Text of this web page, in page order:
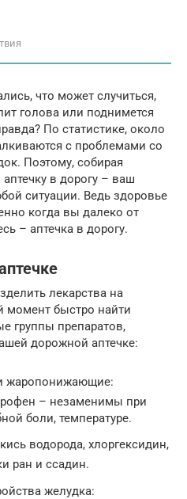
что может случиться,
голова или поднимется
По статистике, около
с проблемами со
Поэтому, собирая
в дорогу – ваш
ситуации. Ведь здоровье
когда вы далеко от
– аптечка в дорогу.
лекарства на
момент быстро найти
группы препаратов,
дорожной аптечке:
жаропонижающие:
– незаменимы при
боли, температуре.
водорода, хлоргексидин,
ран и ссадин.
желудка: